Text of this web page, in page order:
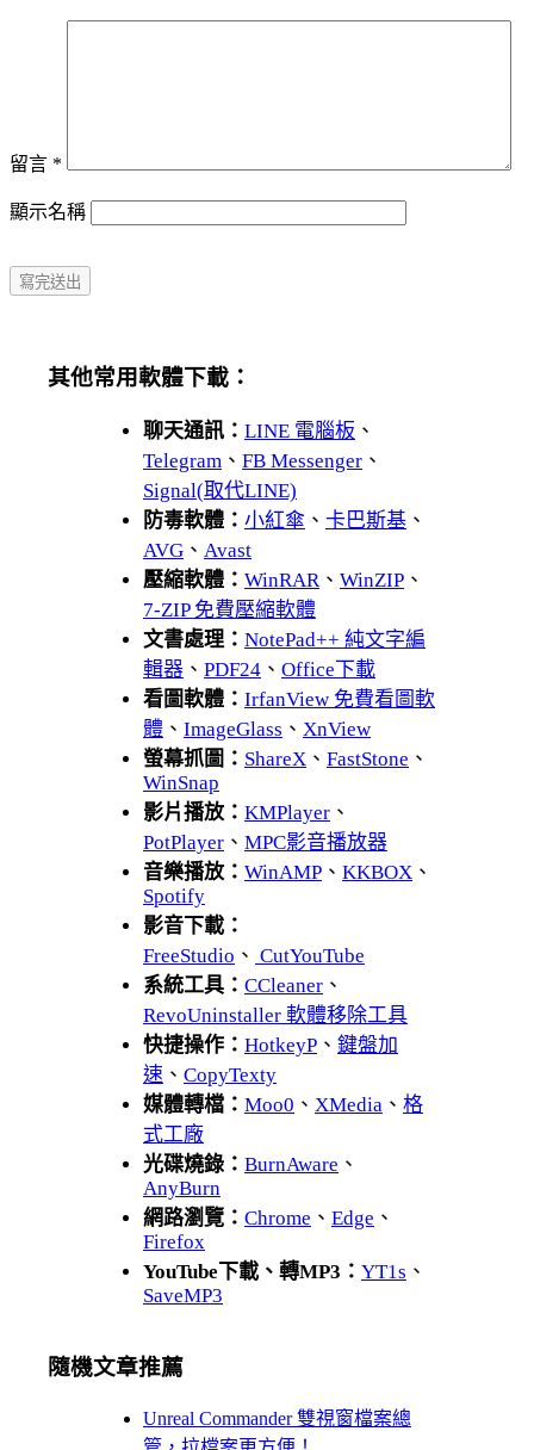
留言 *
顯示名稱
其他常用軟體下載：
聊天通訊： LINE 電腦板 、
Telegram 、 FB Messenger 、
Signal(取代LINE)
防毒軟體： 小紅傘 、 卡巴斯基 、
AVG 、 Avast
壓縮軟體： WinRAR、 WinZIP 、
7-ZIP 免費壓縮軟體
文書處理： NotePad++ 純文字編
輯器 、 PDF24 、 Office下載
看圖軟體： IrfanView 免費看圖軟
體 、 ImageGlass 、 XnView
螢幕抓圖： ShareX 、 FastStone 、
WinSnap
影片播放： KMPlayer 、
PotPlayer 、 MPC影音播放器
音樂播放： WinAMP 、 KKBOX 、
Spotify
影音下載：
FreeStudio 、 CutYouTube
系統工具： CCleaner 、
RevoUninstaller 軟體移除工具
快捷操作： HotkeyP 、 鍵盤加
速 、 CopyTexty
媒體轉檔： Moo0 、 XMedia 、 格
式工廠
光碟燒錄： BurnAware 、
AnyBurn
網路瀏覽： Chrome 、 Edge 、
Firefox
YouTube下載、轉MP3： YT1s 、
SaveMP3
隨機文章推薦
Unreal Commander 雙視窗檔案總